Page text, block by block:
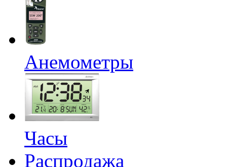
Анемометры
Часы
Распродажа